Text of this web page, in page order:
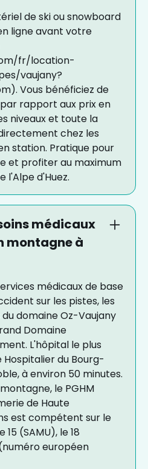
de ski ou snowboard
ligne avant votre
fr/location-
vaujany?
Vous bénéficiez de
par rapport aux prix en
niveaux et toute la
chez les
station. Pratique pour
et profiter au maximum
l'Alpe d'Huez.
médicaux
montagne à
médicaux de base
sur les pistes, les
domaine Oz-Vaujany
Domaine
L'hôpital le plus
du Bourg-
à environ 50 minutes.
le PGHM
de Haute
est compétent sur le
(SAMU), le 18
européen